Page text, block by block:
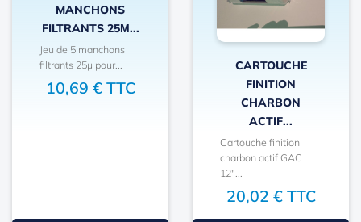
MANCHONS
FILTRANTS 25Μ...
Jeu de 5 manchons
filtrants 25µ pour...
10,69 € TTC
CARTOUCHE
FINITION
CHARBON
ACTIF...
Cartouche finition
charbon actif GAC
12"...
20,02 € TTC